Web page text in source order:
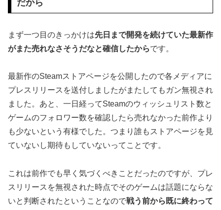
だから
まず一つ目のきっかけは先日まで開発を続けていた最新作
がまた売れなさそうだなと確信したからです。
最新作のSteamストアページを公開したので各メディアに
プレスリリースを送付しましたがまたしてもガン無視され
ました。あと、一日経ってSteamのウィッシュリスト数と
ゲームのフォロワー数を確認したら売れなかった前作より
も少ないという有様でした。つまり誰もストアページを見
ていないし期待もしていないってことです。
これは前作でも早く気づくべきことだったのですが、プレ
スリリースを無視された時点でそのゲームは話題にならな
いと判断されたということなので戦う前から既に終わって